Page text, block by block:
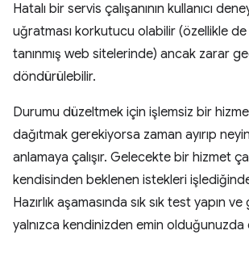
Hatalı bir servis çalışanının kullanıcı
uğratması korkutucu olabilir (özellikle
tanınmış web sitelerinde) ancak zarar
döndürülebilir.
Durumu düzeltmek için işlemsiz bir
dağıtmak gerekiyorsa zaman ayırıp
anlamaya çalışır. Gelecekte bir hizmet
kendisinden beklenen istekleri
Hazırlık aşamasında sık sık test yapın
yalnızca kendinizden emin olduğunuzda